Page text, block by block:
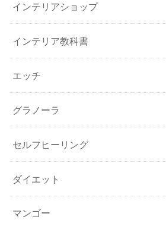
インテリアショップ
インテリア教科書
エッチ
グラノーラ
セルフヒーリング
ダイエット
マンゴー